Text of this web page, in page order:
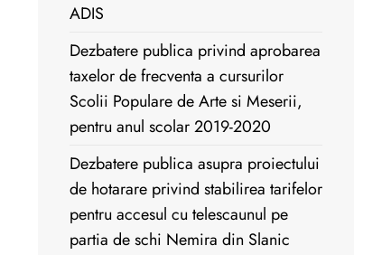
ADIS
Dezbatere publica privind aprobarea
taxelor de frecventa a cursurilor
Scolii Populare de Arte si Meserii,
pentru anul scolar 2019-2020
Dezbatere publica asupra proiectului
de hotarare privind stabilirea tarifelor
pentru accesul cu telescaunul pe
partia de schi Nemira din Slanic